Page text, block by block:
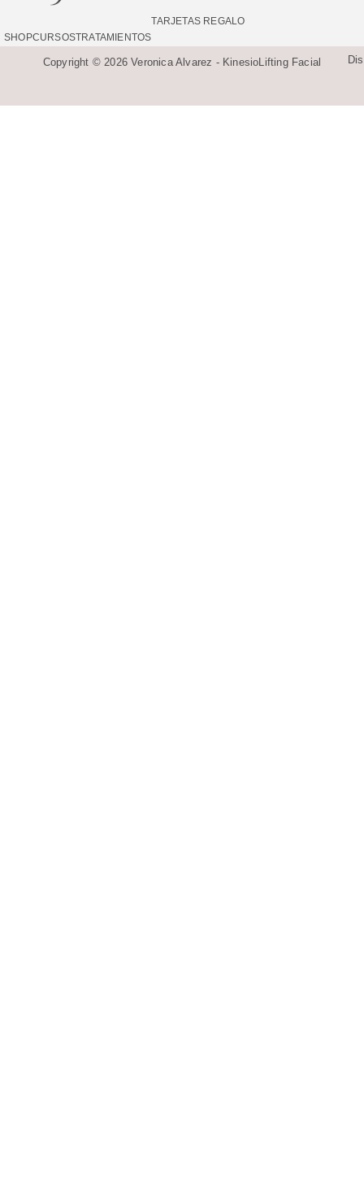
SHOPCURSOSTRATAMIENTOS
TARJETAS REGALO
Copyright © 2026 Veronica Alvarez - KinesioLifting Facial